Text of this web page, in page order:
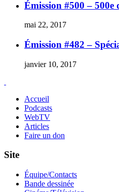
Émission #500 – 500e
mai 22, 2017
Émission #482 –
janvier 10, 2017
Accueil
Podcasts
WebTV
Articles
Faire un don
Site
Équipe/Contacts
Bande dessinée